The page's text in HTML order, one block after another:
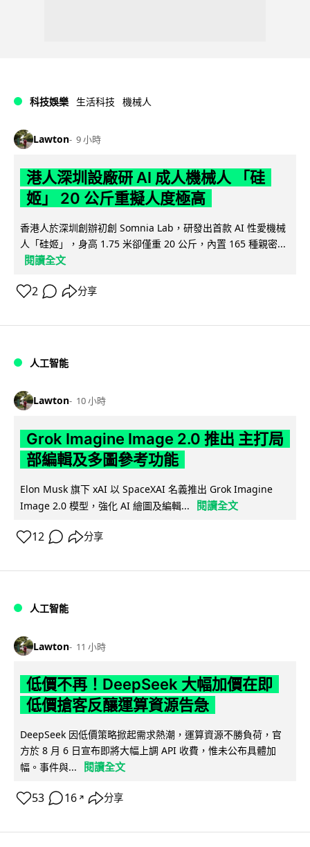
科技娛樂 生活科技 機械人
Lawton 9 小時
港人深圳設廠研 AI 成人機械人 「硅
姬」 20 公斤重擬人度極高
香港人於深圳創辦初創 Somnia Lab，研發出首款 AI 性愛機械
人「硅姬」，身高 1.75 米卻僅重 20 公斤，內置 165 種親密...
閱讀全文
2 分享
人工智能
Lawton 10 小時
Grok Imagine Image 2.0 推出 主打局
部編輯及多圖參考功能
Elon Musk 旗下 xAI 以 SpaceXAI 名義推出 Grok Imagine
Image 2.0 模型，強化 AI 繪圖及編輯...
閱讀全文
12 分享
人工智能
Lawton 11 小時
低價不再！DeepSeek 大幅加價在即
低價搶客反釀運算資源告急
DeepSeek 因低價策略掀起需求熱潮，運算資源不勝負荷，官
方於 8 月 6 日宣布即將大幅上調 API 收費，惟未公布具體加
幅。事件與...
閱讀全文
53 16 ↗ 分享